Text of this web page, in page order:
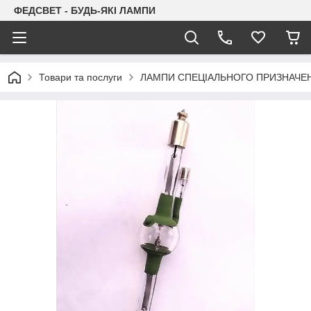
ФЕДСВЕТ - БУДЬ-ЯКІ ЛАМПИ
Товари та послуги ЛАМПИ СПЕЦІАЛЬНОГО